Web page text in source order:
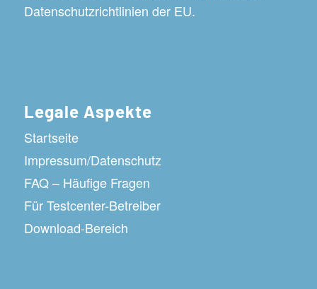
Datenschutzrichtlinien der EU.
Legale Aspekte
Startseite
Impressum/Datenschutz
FAQ – Häufige Fragen
Für Testcenter-Betreiber
Download-Bereich